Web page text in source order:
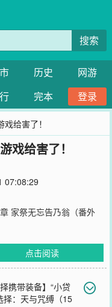
搜索
历史
网游
完本 登录
给害了！
戏给害了！
07:08:29
家祭无忘告乃翁（番外
点击阅读
携带装备】“小贷
择：天与咒缚（15